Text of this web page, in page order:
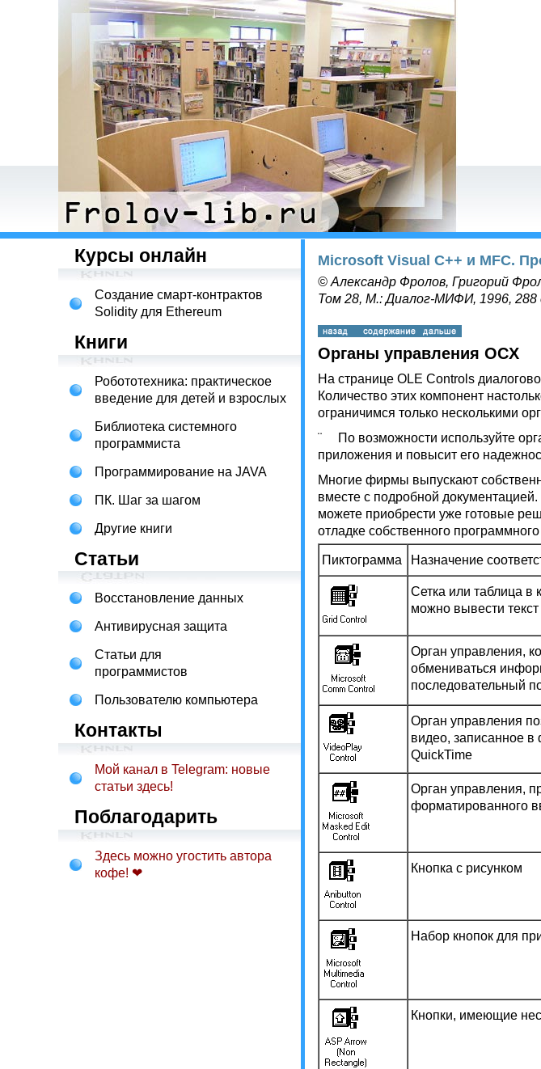
Курсы онлайн
Создание смарт-контрактов
Solidity для Ethereum
Книги
Робототехника: практическое
введение для детей и взрослых
Библиотека системного
программиста
Программирование на JAVA
ПК. Шаг за шагом
Другие книги
Статьи
Восстановление данных
Антивирусная защита
Статьи для
программистов
Пользователю компьютера
Контакты
Мой канал в Telegram: новые
статьи здесь!
Поблагодарить
Здесь можно угостить автора
кофе! ❤
Microsoft Visual C++ и MFC.
© Александр Фролов, Григорий
Том 28, М.: Диалог-МИФИ, 1996, 288
Органы управления OCX
На странице OLE Controls
Количество этих компонент
ограничимся только несколькими
¨ По возможности используйте
приложения и повысит его
Многие фирмы выпускают
вместе с подробной
можете приобрести уже готовые
отладке собственного программного
Пиктограмма Назначение
Сетка или таблица в
можно вывести
Орган управления,
обмениваться
последовательный
Орган управления
видео, записанное
QuickTime
Орган управления,
форматированного
Кнопка с рисунком
Набор кнопок для
Кнопки, имеющие